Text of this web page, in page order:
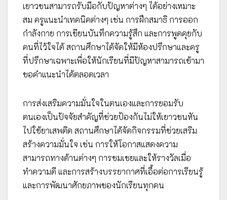
เยาวชนสามารถรับมือกับปัญหาต่างๆ ได้อย่างเหมาะ
สม ครูแนะนำเทคนิคต่างๆ เช่น การฝึกสมาธิ การออก
กำลังกาย การเขียนบันทึกความรู้สึก และการพูดคุยกับ
คนที่ไว้ใจได้ สถานศึกษาได้จัดให้มีห้องปรึกษาและครู
ที่ปรึกษาเฉพาะเพื่อให้นักเรียนที่มีปัญหาสามารถเข้ามา
ขอคำแนะนำได้ตลอดเวลา
การส่งเสริมความมั่นใจในตนเองและการยอมรับ
ตนเองเป็นปัจจัยสำคัญที่ช่วยป้องกันไม่ให้เยาวชนหัน
ไปใช้ยาเสพติด สถานศึกษาได้จัดกิจกรรมที่ช่วยเสริม
สร้างความมั่นใจ เช่น การให้โอกาสแสดงความ
สามารถทางด้านต่างๆ การชมเชยและให้รางวัลเมื่อ
ทำความดี และการสร้างบรรยากาศที่เอื้อต่อการเรียนรู้
และการพัฒนาศักยภาพของนักเรียนทุกคน